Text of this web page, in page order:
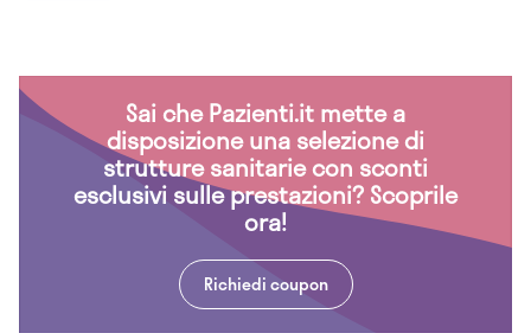
Sai che Pazienti.it mette a
disposizione una selezione di
strutture sanitarie con sconti
esclusivi sulle prestazioni? Scoprile
ora!
Richiedi coupon